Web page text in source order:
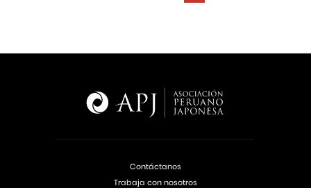
Contáctanos
Trabaja con nosotros